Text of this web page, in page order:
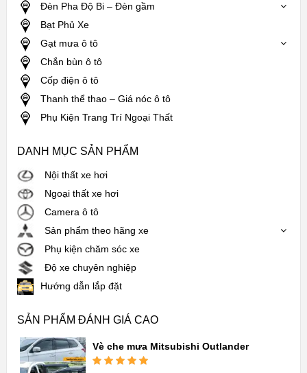
Đèn Pha Độ Bi – Đèn gầm
Bạt Phủ Xe
Gạt mưa ô tô
Chắn bùn ô tô
Cốp điện ô tô
Thanh thể thao – Giá nóc ô tô
Phụ Kiện Trang Trí Ngoại Thất
DANH MỤC SẢN PHẨM
Nội thất xe hơi
Ngoại thất xe hơi
Camera ô tô
Sản phẩm theo hãng xe
Phụ kiện chăm sóc xe
Độ xe chuyên nghiệp
Hướng dẫn lắp đặt
SẢN PHẨM ĐÁNH GIÁ CAO
Vè che mưa Mitsubishi Outlander